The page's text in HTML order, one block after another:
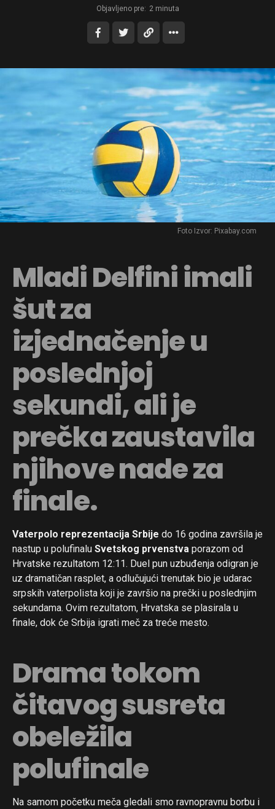
Objavljeno pre: 2 minuta
Foto Izvor: Pixabay.com
Mladi Delfini imali
šut za
izjednačenje u
poslednjoj
sekundi, ali je
prečka zaustavila
njihove nade za
finale.
Vaterpolo reprezentacija Srbije do 16 godina završila je
nastup u polufinalu Svetskog prvenstva porazom od
Hrvatske rezultatom 12:11. Duel pun uzbuđenja odigran je
uz dramatičan rasplet, a odlučujući trenutak bio je udarac
srpskih vaterpolista koji je završio na prečki u poslednjim
sekundama. Ovim rezultatom, Hrvatska se plasirala u
finale, dok će Srbija igrati meč za treće mesto.
Drama tokom
čitavog susreta
obeležila
polufinale
Na samom početku meča gledali smo ravnopravnu borbu i